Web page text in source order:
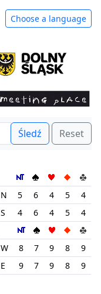
Choose a language
Śledź Reset
N 5 6 4 5
4
S
4 6 4 5 4
W 8 7 9 8
9
E
9 7 9 8 9